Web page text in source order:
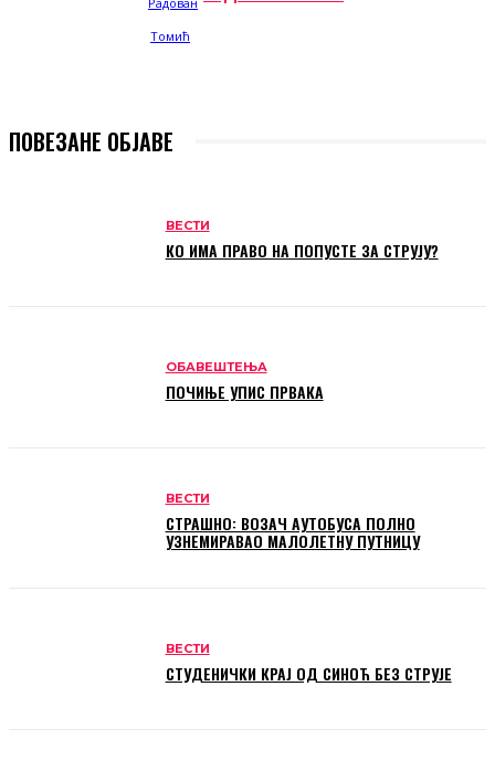
ПОВЕЗАНЕ ОБЈАВЕ
ВЕСТИ
КО ИМА ПРАВО НА ПОПУСТЕ ЗА СТРУЈУ?
ОБАВЕШТЕЊА
ПОЧИЊЕ УПИС ПРВАКА
ВЕСТИ
СТРАШНО: ВОЗАЧ АУТОБУСА ПОЛНО
УЗНЕМИРАВАО МАЛОЛЕТНУ ПУТНИЦУ
ВЕСТИ
СТУДЕНИЧКИ КРАЈ ОД СИНОЋ БЕЗ СТРУЈЕ